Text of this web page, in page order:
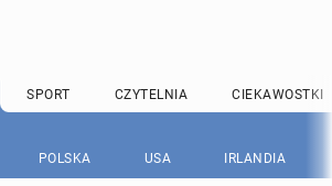
SPORT CZYTELNIA CIEKAWOSTKI
POLSKA USA IRLANDIA